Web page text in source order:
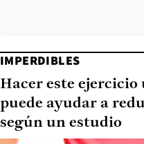
IMPERDIBLES
Hacer este ejercicio
puede ayudar a
según un estudio